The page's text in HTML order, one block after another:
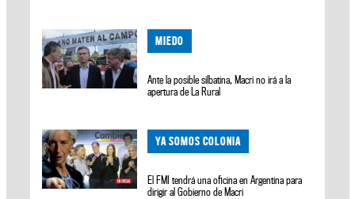
MIEDO
Ante la posible silbatina, Macri no irá a la
apertura de La Rural
YA SOMOS COLONIA
El FMI tendrá una oficina en Argentina para
dirigir al Gobierno de Macri